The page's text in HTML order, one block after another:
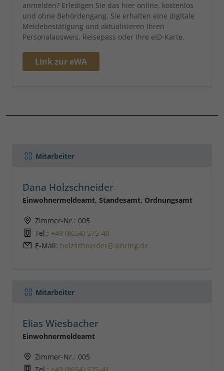
anmelden? Erledigen Sie das hier online, kostenlos
und ohne Behördengang. Sie erhalten eine digitale
Meldebestätigung und aktualisieren Ihren
Personalausweis, Reisepass oder Ihre eID-Karte.
Link zur eWA
Mitarbeiter
Dana Holzschneider
Einwohnermeldeamt, Standesamt, Ordnungsamt
Zimmer-Nr.: 005
Tel.: +49 (8654) 575-40
E-Mail: holzschneider@ainring.de
Mitarbeiter
Elias Wiesbacher
Einwohnermeldeamt
Zimmer-Nr.: 005